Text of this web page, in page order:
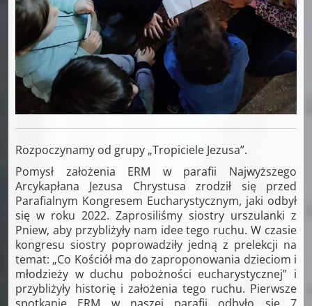
Rozpoczynamy od grupy „Tropiciele Jezusa”.
Pomysł założenia ERM w parafii Najwyższego
Arcykapłana Jezusa Chrystusa zrodził się przed
Parafialnym Kongresem Eucharystycznym, jaki odbył
się w roku 2022. Zaprosiliśmy siostry urszulanki z
Pniew, aby przybliżyły nam idee tego ruchu. W czasie
kongresu siostry poprowadziły jedną z prelekcji na
temat: „Co Kościół ma do zaproponowania dzieciom i
młodzieży w duchu pobożności eucharystycznej” i
przybliżyły historię i założenia tego ruchu. Pierwsze